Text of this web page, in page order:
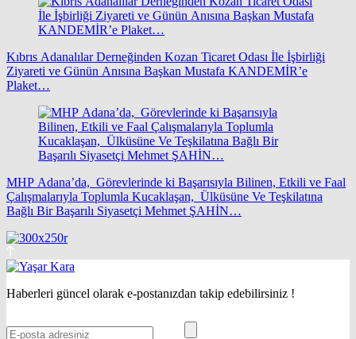
Kıbrıs Adanalılar Derneğinden Kozan Ticaret Odası İle İşbirliği
Ziyareti ve Günün Anısına Başkan Mustafa KANDEMİR’e
Plaket…
MHP Adana’da, Görevlerinde ki Başarısıyla Bilinen, Etkili ve Faal
Çalışmalarıyla Toplumla Kucaklaşan, Ülküsüne Ve Teşkilatına
Bağlı Bir Başarılı Siyasetçi Mehmet ŞAHİN…
Haberleri güncel olarak e-postanızdan takip edebilirsiniz !